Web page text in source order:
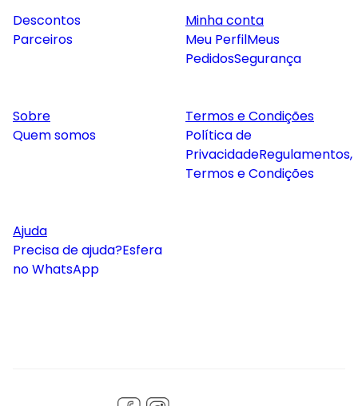
Descontos
Parceiros
Minha conta
Meu PerfilMeus
PedidosSegurança
Sobre
Quem somos
Termos e Condições
Política de
PrivacidadeRegulamentos,
Termos e Condições
Ajuda
Precisa de ajuda?Esfera
no WhatsApp